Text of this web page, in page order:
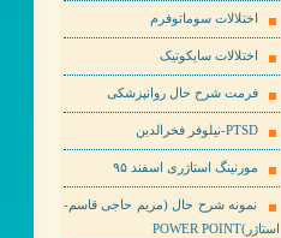
اختلالات سوماتوفرم
اختلالات سایکوتیک
فرمت شرح حال روانپزشکی
PTSD-نیلوفر فخرالدین
مورنینگ استاژری اسفند ۹۵
نمونه شرح حال (مریم حاجی قاسم-
استاژر)POWER POINT